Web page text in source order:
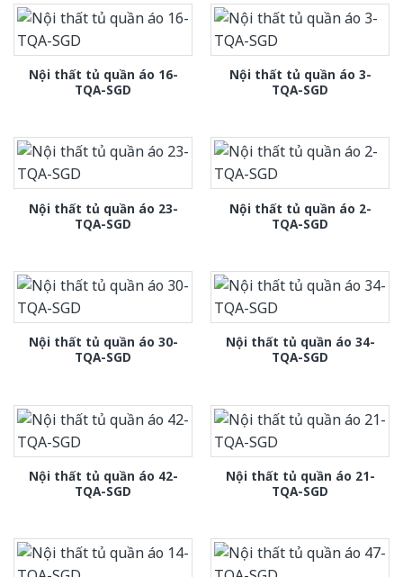
Nội thất tủ quần áo 16-
TQA-SGD
Nội thất tủ quần áo 3-
TQA-SGD
Nội thất tủ quần áo 23-
TQA-SGD
Nội thất tủ quần áo 2-
TQA-SGD
Nội thất tủ quần áo 30-
TQA-SGD
Nội thất tủ quần áo 34-
TQA-SGD
Nội thất tủ quần áo 42-
TQA-SGD
Nội thất tủ quần áo 21-
TQA-SGD